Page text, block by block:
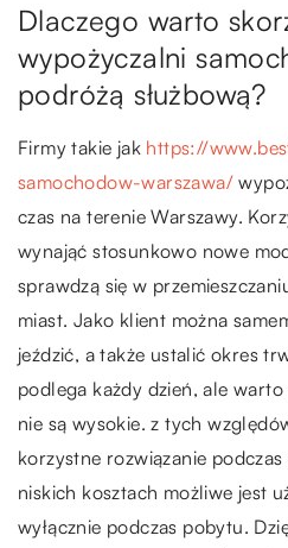
Dlaczego warto
wypożyczalni
podróżą służbową?
Firmy takie jak https://
samochodow-warszawa/
czas na terenie Warszawy.
wynająć stosunkowo nowe
sprawdzą się w
miast. Jako klient można
jeździć, a także ustalić okres
podlega każdy dzień, ale
nie są wysokie. z tych
korzystne rozwiązanie
niskich kosztach możliwe jest
wyłącznie podczas pobytu.